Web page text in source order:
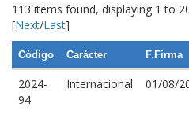
113 items found, displaying 1 to
[Next/Last]
Código Carácter F.Firma
2024-
94
Internacional 01/08/